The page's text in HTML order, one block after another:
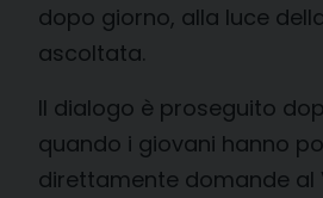
dopo giorno, alla luce
ascoltata.
Il dialogo è proseguito
quando i giovani hanno
direttamente domande al